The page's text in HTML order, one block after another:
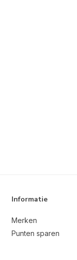
Informatie
Merken
Punten sparen